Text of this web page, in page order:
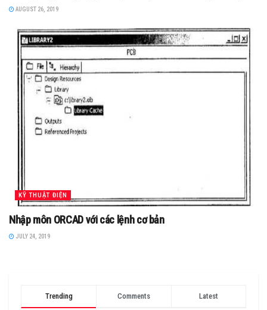
AUGUST 26, 2019
KỸ THUẬT ĐIỆN
Nhập môn ORCAD với các lệnh cơ bản
JULY 24, 2019
Trending Comments Latest